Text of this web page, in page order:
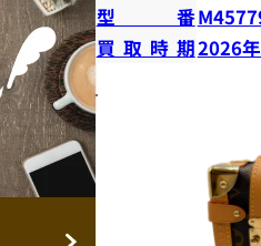
型番
買取時期2026